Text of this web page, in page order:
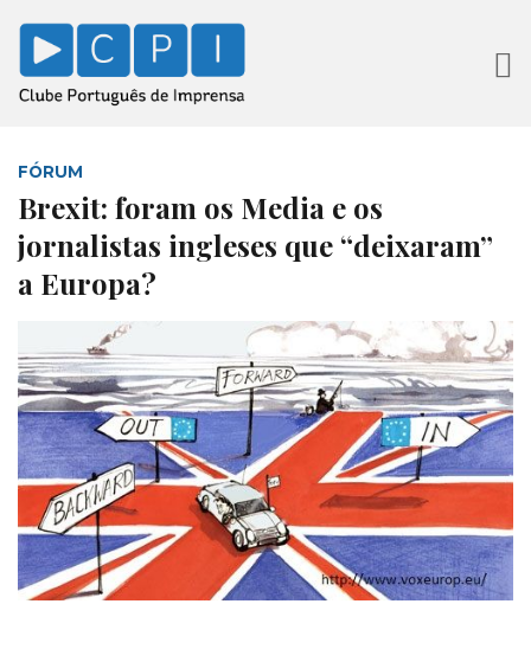
FÓRUM
Brexit: foram os Media e os
jornalistas ingleses que “deixaram”
a Europa?